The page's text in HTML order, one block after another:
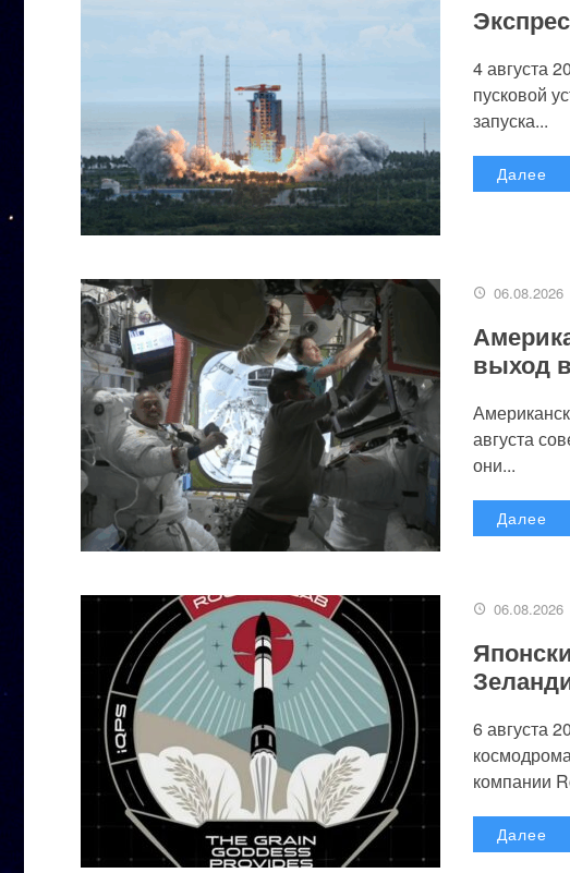
4 августа
пусковой
запуска...
Далее
06.08.2026
выход
августа
они...
Далее
06.08.2026
6 августа
компании
Далее